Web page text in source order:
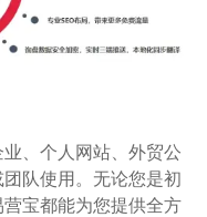
、个人网站、外贸公
队使用。无论您是初
宝都能为您提供全方